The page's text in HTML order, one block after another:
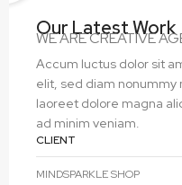
Our Latest Work
WE ARE CREATIVE
Accum luctus dolor sit
elit, sed diam
laoreet dolore magna
ad minim veniam.
CLIENT
MINDSPARKLE SHOP